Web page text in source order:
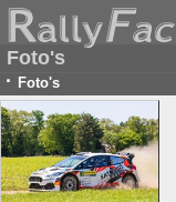
Foto's
· Foto's